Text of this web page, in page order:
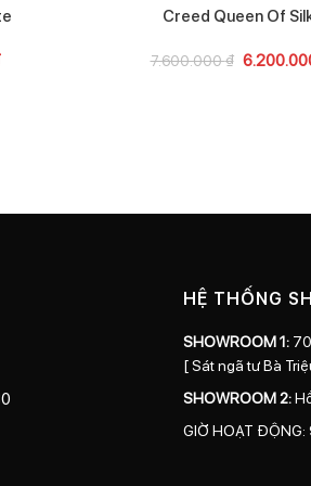
Creed Queen Of
7.600.000₫
HỆ THỐNG
SHOWROOM 1:
[ Sát ngã tư Bà
SHOWROOM 2:
GIỜ HOẠT ĐỘNG: